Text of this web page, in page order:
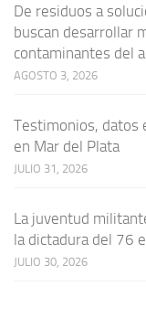
De residuos a
buscan desarrollar
contaminantes del
AGOSTO 3, 2026
Testimonios, datos
en Mar del Plata
JULIO 31, 2026
La juventud
la dictadura del 76
JULIO 30, 2026